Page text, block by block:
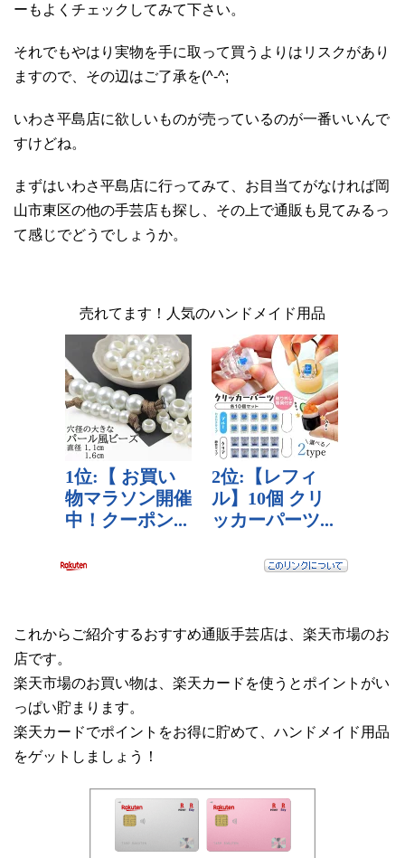
ーもよくチェックしてみて下さい。
それでもやはり実物を手に取って買うよりはリスクがあり
ますので、その辺はご了承を(^-^;
いわさ平島店に欲しいものが売っているのが一番いいんで
すけどね。
まずはいわさ平島店に行ってみて、お目当てがなければ岡
山市東区の他の手芸店も探し、その上で通販も見てみるっ
て感じでどうでしょうか。
売れてます！人気のハンドメイド用品
これからご紹介するおすすめ通販手芸店は、楽天市場のお
店です。
楽天市場のお買い物は、楽天カードを使うとポイントがい
っぱい貯まります。
楽天カードでポイントをお得に貯めて、ハンドメイド用品
をゲットしましょう！